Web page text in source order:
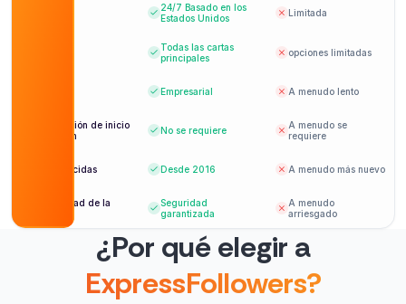
24/7 Basado en los
Estados Unidos
Limitada
Todas las cartas
principales
opciones limitadas
Empresarial A menudo lento
Información de inicio
de sesión
No se requiere
A menudo se
requiere
Establecidas Desde 2016 A menudo más nuevo
Seguridad de la
Seguridad
garantizada
A menudo
arriesgado
¿Por qué elegir a
ExpressFollowers?